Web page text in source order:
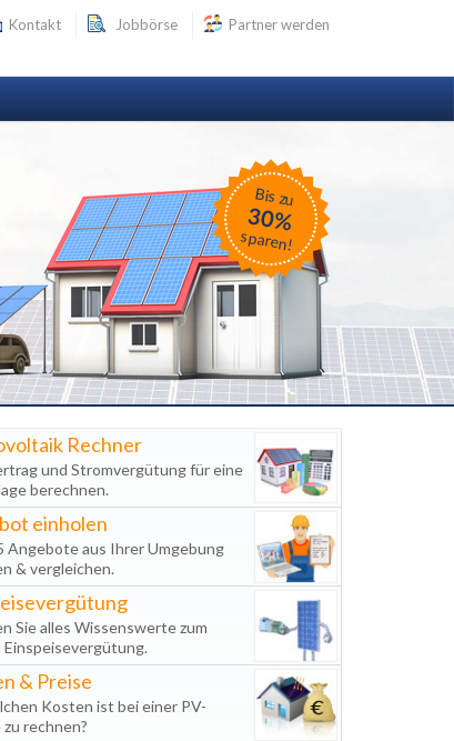
Kontakt Jobbörse Partner werden
Bis zu
30%
sparen!
Rechner
und Stromvergütung für eine
berechnen.
einholen
Angebote aus Ihrer Umgebung
& vergleichen.
Sie alles Wissenswerte zum
Einspeisevergütung.
& Preise
Kosten ist bei einer PV-
rechnen?